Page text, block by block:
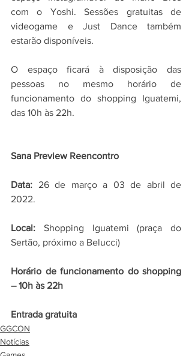
com o Yoshi. Sessões gratuitas de
videogame e Just Dance também
estarão disponíveis.
O espaço ficará à disposição das
pessoas no mesmo horário de
funcionamento do shopping Iguatemi,
das 10h às 22h.
Sana Preview Reencontro
Data: 26 de março a 03 de abril de
2022.
Local: Shopping Iguatemi (praça do
Sertão, próximo a Belucci)
Horário de funcionamento do shopping
– 10h às 22h
Entrada gratuita
GGCON
Notícias